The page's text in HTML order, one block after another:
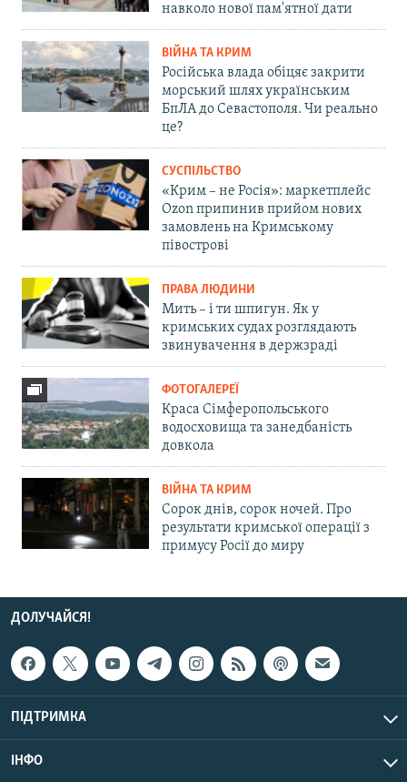
навколо нової пам'ятної дати
ВІЙНА ТА КРИМ
Російська влада обіцяє закрити
морський шлях українським
БпЛА до Севастополя. Чи реально
це?
СУСПІЛЬСТВО
«Крим – не Росія»: маркетплейс
Ozon припинив прийом нових
замовлень на Кримському
півострові
ПРАВА ЛЮДИНИ
Мить – і ти шпигун. Як у
кримських судах розглядають
звинувачення в держзраді
ФОТОГАЛЕРЕЇ
Краса Сімферопольського
водосховища та занедбаність
довкола
ВІЙНА ТА КРИМ
Сорок днів, сорок ночей. Про
результати кримської операції з
примусу Росії до миру
ДОЛУЧАЙСЯ!
ПІДТРИМКА
ІНФО